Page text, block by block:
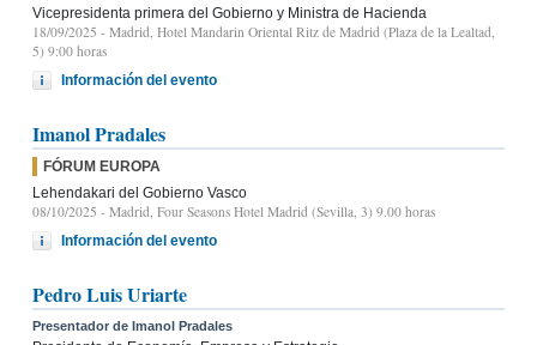
Vicepresidenta primera del Gobierno y Ministra de Hacienda
18/09/2025 - Madrid, Hotel Mandarin Oriental Ritz de Madrid (Plaza de la Lealtad,
5) 9:00 horas
Información del evento
Imanol Pradales
FÓRUM EUROPA
Lehendakari del Gobierno Vasco
08/10/2025 - Madrid, Four Seasons Hotel Madrid (Sevilla, 3) 9.00 horas
Información del evento
Pedro Luis Uriarte
Presentador de Imanol Pradales